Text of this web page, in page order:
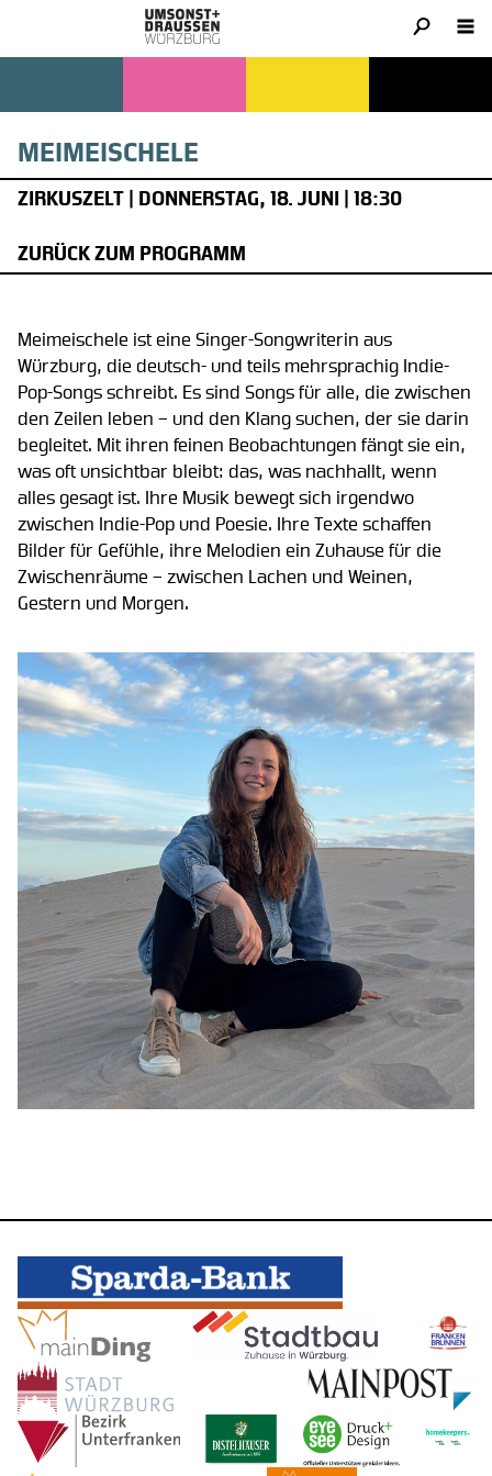
MEIMEISCHELE
ZIRKUSZELT | DONNERSTAG, 18. JUNI | 18:30
ZURÜCK ZUM PROGRAMM
Meimeischele ist eine Singer-Songwriterin aus
Würzburg, die deutsch- und teils mehrsprachig Indie-
Pop-Songs schreibt. Es sind Songs für alle, die zwischen
den Zeilen leben – und den Klang suchen, der sie darin
begleitet. Mit ihren feinen Beobachtungen fängt sie ein,
was oft unsichtbar bleibt: das, was nachhallt, wenn
alles gesagt ist. Ihre Musik bewegt sich irgendwo
zwischen Indie-Pop und Poesie. Ihre Texte schaffen
Bilder für Gefühle, ihre Melodien ein Zuhause für die
Zwischenräume – zwischen Lachen und Weinen,
Gestern und Morgen.